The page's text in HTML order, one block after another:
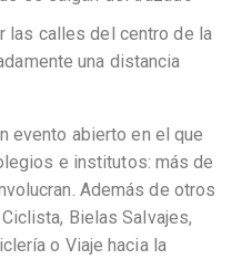
las calles del centro de la
una distancia
evento abierto en el que
e institutos: más de
Además de otros
Bielas Salvajes,
o Viaje hacia la